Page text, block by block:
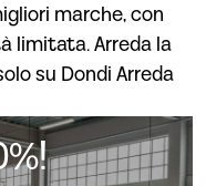
marche, con
limitata. Arreda la
su Dondi Arreda